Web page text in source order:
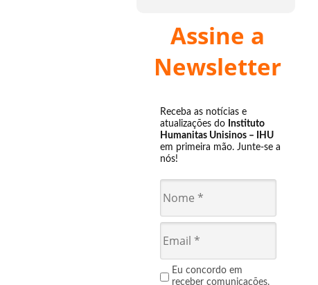
Assine a
Newsletter
Receba as notícias e
atualizações do Instituto
Humanitas Unisinos – IHU
em primeira mão. Junte-se a
nós!
Eu concordo em
receber comunicações.